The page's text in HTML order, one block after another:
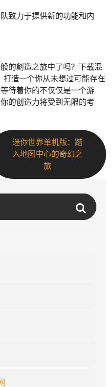
致力于提供新的功能和内
的創造之旅中了吗？下载混
造一个你从未想过可能存在
待着你的不仅仅是一个游
的创造力将受到无限的考
迷你世界单机版：踏
入地图中心的奇幻之
旅